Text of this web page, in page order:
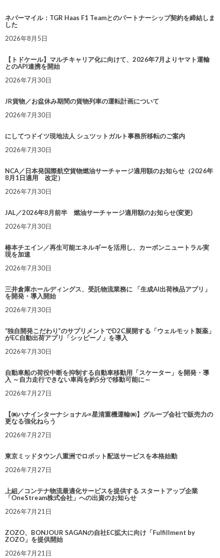
ネバーマイル：TGR Haas F1 Teamとのパートナーシップ契約を締結しま
した
2026年8月5日
【トドケール】マルチキャリア化に向けて、2026年7月よりヤマト運輸
とのAPI連携を開始
2026年7月30日
JR貨物／お盆休み期間の貨物列車の運転計画について
2026年7月30日
にしてつドイツ現地法人 シュツットガルト事務所移転のご案内
2026年7月30日
NCA／日本発国際航空貨物燃油サーチャージ適用額のお知らせ（2026年
8月1日適用 改定）
2026年7月30日
JAL／2026年8月前半 燃油サーチャージ適用額のお知らせ(変更)
2026年7月30日
椿本チエイン／再生可能エネルギーを活用し、カーボンニュートラル実
現を加速
2026年7月30日
三井倉庫ホールディングス、受託物流業務に 「生成AI出荷検品アプリ」
を開発・導入開始
2026年7月30日
“独自開発こだわり”のサプリメントでD2C展開する「ウェルモット製薬」
がEC自動出荷アプリ「シッピーノ」を導入
2026年7月30日
自動車船の荷役中断を抑制する自動車移動用「スケーター」を開発・導
入 ～自力走行できない車両を約5分で移動可能に～
2026年7月27日
【㈱ハナインターナショナル×星清重機運輸㈱】グループ会社で販売力の
更なる強化ねらう
2026年7月27日
東京ミッドタウン八重洲でロボット配送サービスを本格始動
2026年7月27日
上組／コンテナ物流最適化サービスを提供する スタートアップ企業
「OneStream株式会社」への出資のお知らせ
2026年7月21日
ZOZO、BONJOUR SAGANの自社EC拡大に向け「Fulfillment by
ZOZO」を提供開始
2026年7月21日